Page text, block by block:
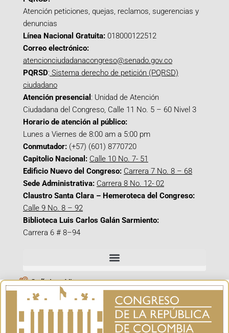
Atención peticiones, quejas, reclamos, sugerencias y
denuncias
Línea Nacional Gratuita: 018000122512
Correo electrónico:
atencionciudadanacongreso@senado.gov.co
PQRSD: Sistema derecho de petición (PQRSD)
ciudadano
Atención presencial : Unidad de Atención
Ciudadana del Congreso, Calle 11 No. 5 – 60 Nivel 3
Horario de atención al público:
Lunes a Viernes de 8:00 am a 5:00 pm
Conmutador: (+57) (601) 8770720
Capitolio Nacional: Calle 10 No. 7- 51
Edificio Nuevo del Congreso: Carrera 7 No. 8 – 68
Sede Administrativa: Carrera 8 No. 12- 02
Claustro Santa Clara – Hemeroteca del Congreso:
Calle 9 No. 8 – 92
Biblioteca Luis Carlos Galán Sarmiento:
Carrera 6 # 8–94
Señal en Vivo
Facebook_@CamaraColombia
Instagram_@CamaraColombia
X_@CamaraColombia